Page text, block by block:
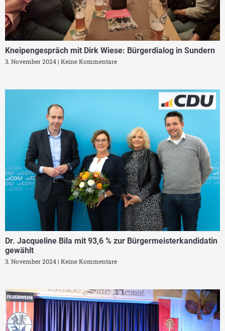
Kneipengespräch mit Dirk Wiese: Bürgerdialog in Sundern
3. November 2024 Keine Kommentare
Dr. Jacqueline Bila mit 93,6 % zur Bürgermeisterkandidatin
gewählt
3. November 2024 Keine Kommentare